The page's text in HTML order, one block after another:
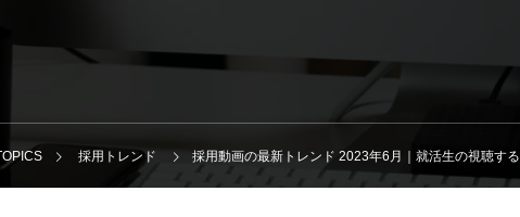
採用トレンド 採用動画の最新トレンド 2023年6月｜就活生の視聴す